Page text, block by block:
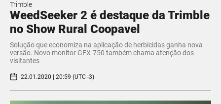
Trimble
WeedSeeker 2 é destaque da Trimble
no Show Rural Coopavel
Solução que economiza na aplicação de herbicidas ganha nova
versão. Novo monitor GFX-750 também chama atenção dos
visitantes
22.01.2020 | 20:59 (UTC -3)